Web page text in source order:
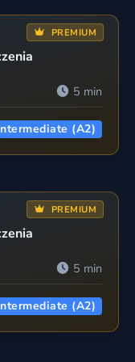
PREMIUM
5 min
(A2)
PREMIUM
5 min
(A2)